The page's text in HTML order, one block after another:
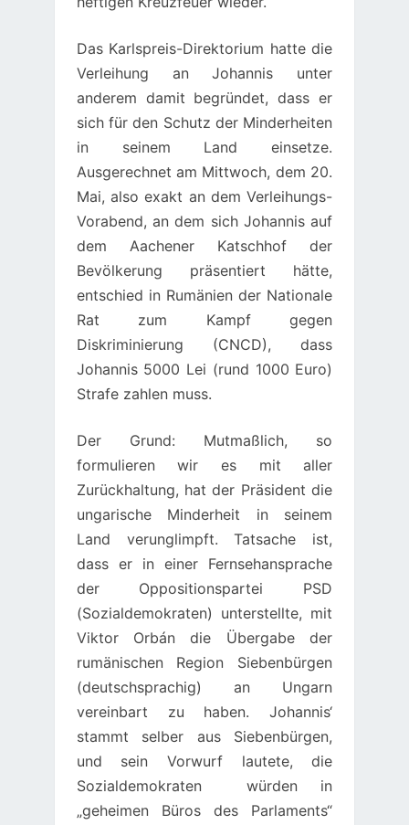
Das Karlspreis-Direktorium hatte die
Verleihung an Johannis unter
anderem damit begründet, dass er
sich für den Schutz der Minderheiten
in seinem Land einsetze.
Ausgerechnet am Mittwoch, dem 20.
Mai, also exakt an dem Verleihungs-
Vorabend, an dem sich Johannis auf
dem Aachener Katschhof der
Bevölkerung präsentiert hätte,
entschied in Rumänien der Nationale
Rat zum Kampf gegen
Diskriminierung (CNCD), dass
Johannis 5000 Lei (rund 1000 Euro)
Strafe zahlen muss.
Der Grund: Mutmaßlich, so
formulieren wir es mit aller
Zurückhaltung, hat der Präsident die
ungarische Minderheit in seinem
Land verunglimpft. Tatsache ist,
dass er in einer Fernsehansprache
der Oppositionspartei PSD
(Sozialdemokraten) unterstellte, mit
Viktor Orbán die Übergabe der
rumänischen Region Siebenbürgen
(deutschsprachig) an Ungarn
vereinbart zu haben. Johannis‘
stammt selber aus Siebenbürgen,
und sein Vorwurf lautete, die
Sozialdemokraten würden in
„geheimen Büros des Parlaments“